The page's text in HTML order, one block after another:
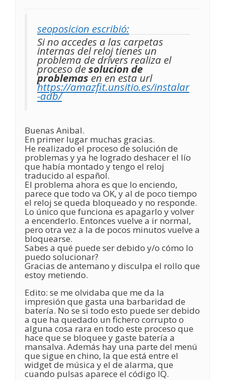
seoposicion escribió:
Si no accedes a las carpetas
internas del reloj tienes un
problema de drivers realiza el
proceso desolucion de
problemas en en esta url
https://amazfit.unsitio.es/instalar
-adb/
Buenas Anibal.
En primer lugar muchas gracias.
He realizado el proceso de solución de
problemas y ya he logrado deshacer el lío
que había montado y tengo el reloj
traducido al español.
El problema ahora es que lo enciendo,
parece que todo va OK, y al de poco tiempo
el reloj se queda bloqueado y no responde.
Lo único que funciona es apagarlo y volver
a encenderlo. Entonces vuelve a ir normal,
pero otra vez a la de pocos minutos vuelve a
bloquearse.
Sabes a qué puede ser debido y/o cómo lo
puedo solucionar?
Gracias de antemano y disculpa el rollo que
estoy metiendo.
Edito: se me olvidaba que me da la
impresión que gasta una barbaridad de
batería. No se si todo esto puede ser debido
a que ha quedado un fichero corrupto o
alguna cosa rara en todo este proceso que
hace que se bloquee y gaste batería a
mansalva. Además hay una parte del menú
que sigue en chino, la que está entre el
widget de música y el de alarma, que
cuando pulsas aparece el código IQ.